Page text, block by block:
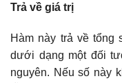
Trả về giá trị
Hàm này trả về tổng
dưới dạng một đối
nguyên. Nếu số này